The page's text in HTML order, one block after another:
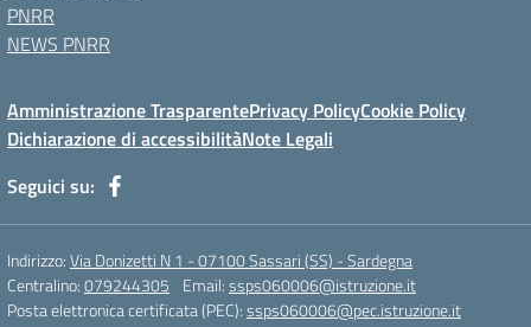
PNRR
NEWS PNRR
Amministrazione TrasparentePrivacy PolicyCookie Policy
Dichiarazione di accessibilitàNote Legali
Seguici su:
Indirizzo:Via Donizetti N 1 - 07100 Sassari (SS) - Sardegna
Centralino:079244305 Email:ssps060006@istruzione.it
Posta elettronica certificata (PEC):ssps060006@pec.istruzione.it